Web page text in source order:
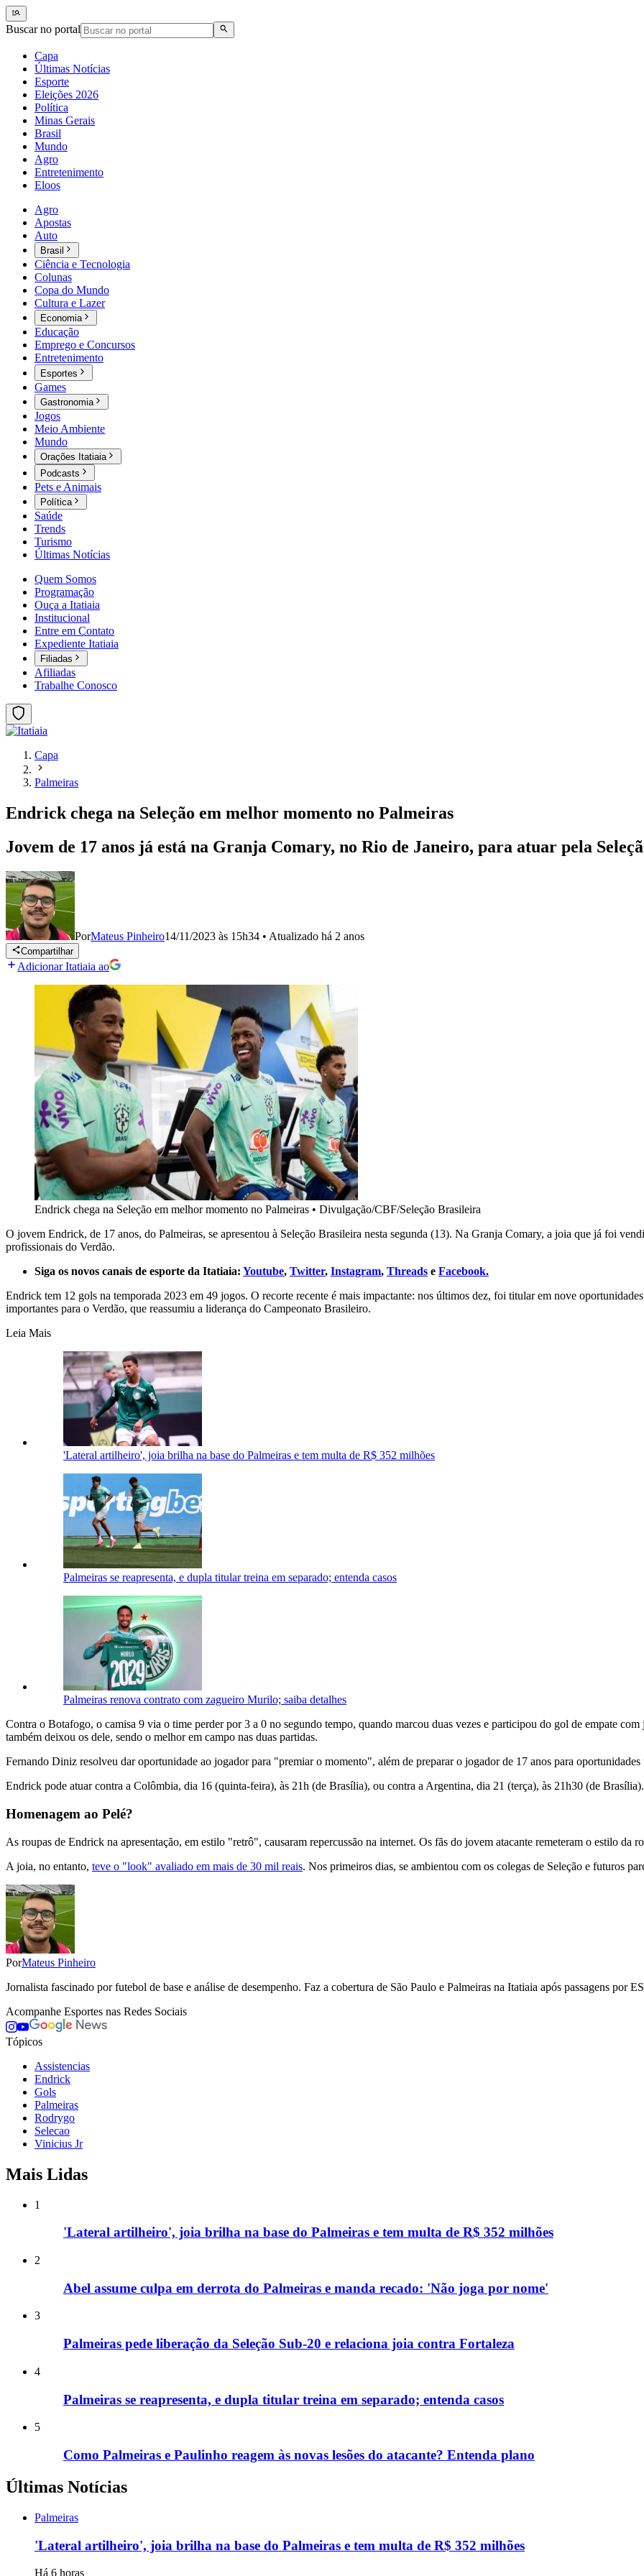
Buscar no portal
Capa
Últimas Notícias
Esporte
Eleições 2026
Política
Minas Gerais
Brasil
Mundo
Agro
Entretenimento
Eloos
Agro
Apostas
Auto
Brasil
Ciência e Tecnologia
Colunas
Copa do Mundo
Cultura e Lazer
Economia
Educação
Emprego e Concursos
Entretenimento
Esportes
Games
Gastronomia
Jogos
Meio Ambiente
Mundo
Orações Itatiaia
Podcasts
Pets e Animais
Política
Saúde
Trends
Turismo
Últimas Notícias
Quem Somos
Programação
Ouça a Itatiaia
Institucional
Entre em Contato
Expediente Itatiaia
Filiadas
Afiliadas
Trabalhe Conosco
Capa
Palmeiras
Endrick chega na Seleção em melhor momento no Palmeiras
Jovem de 17 anos já está na Granja Comary, no Rio de Janeiro, para atuar pela
PorMateus Pinheiro14/11/2023 às 15h34 • Atualizado há 2 anos
Compartilhar
Adicionar Itatiaia ao
Endrick chega na Seleção em melhor momento no Palmeiras • Divulgação/CBF/Seleção Brasileira
O jovem Endrick, de 17 anos, do Palmeiras, se apresentou à Seleção Brasileira nesta segunda (13). Na Granja Comary, a joia que já foi
profissionais do Verdão.
Siga os novos canais de esporte da Itatiaia: Youtube, Twitter, Instagram, Threads e Facebook.
Endrick tem 12 gols na temporada 2023 em 49 jogos. O recorte recente é mais impactante: nos últimos dez, foi titular em nove
importantes para o Verdão, que reassumiu a liderança do Campeonato Brasileiro.
Leia Mais
'Lateral artilheiro', joia brilha na base do Palmeiras e tem multa de R$ 352 milhões
Palmeiras se reapresenta, e dupla titular treina em separado; entenda casos
Palmeiras renova contrato com zagueiro Murilo; saiba detalhes
Contra o Botafogo, o camisa 9 via o time perder por 3 a 0 no segundo tempo, quando marcou duas vezes e participou do gol de empate
também deixou os dele, sendo o melhor em campo nas duas partidas.
Fernando Diniz resolveu dar oportunidade ao jogador para "premiar o momento", além de preparar o jogador de 17 anos para oportunidades
Endrick pode atuar contra a Colômbia, dia 16 (quinta-feira), às 21h (de Brasília), ou contra a Argentina, dia 21 (terça), às 21h30 (de Brasília).
Homenagem ao Pelé?
As roupas de Endrick na apresentação, em estilo "retrô", causaram repercussão na internet. Os fãs do jovem atacante remeteram o estilo da
A joia, no entanto, teve o "look" avaliado em mais de 30 mil reais. Nos primeiros dias, se ambientou com os colegas de Seleção e futuros
PorMateus Pinheiro
Jornalista fascinado por futebol de base e análise de desempenho. Faz a cobertura de São Paulo e Palmeiras na Itatiaia após passagens por
Acompanhe Esportes nas Redes Sociais
Tópicos
Assistencias
Endrick
Gols
Palmeiras
Rodrygo
Selecao
Vinicius Jr
Mais Lidas
1
'Lateral artilheiro', joia brilha na base do Palmeiras e tem multa de R$ 352 milhões
2
Abel assume culpa em derrota do Palmeiras e manda recado: 'Não joga por nome'
3
Palmeiras pede liberação da Seleção Sub-20 e relaciona joia contra Fortaleza
4
Palmeiras se reapresenta, e dupla titular treina em separado; entenda casos
5
Como Palmeiras e Paulinho reagem às novas lesões do atacante? Entenda plano
Últimas Notícias
Palmeiras
'Lateral artilheiro', joia brilha na base do Palmeiras e tem multa de R$ 352 milhões
Há 6 horas